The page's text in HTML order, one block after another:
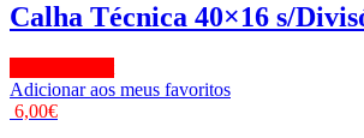
Calha Técnica 40×16 s/
Adicionar aos meus favoritos
6,00€